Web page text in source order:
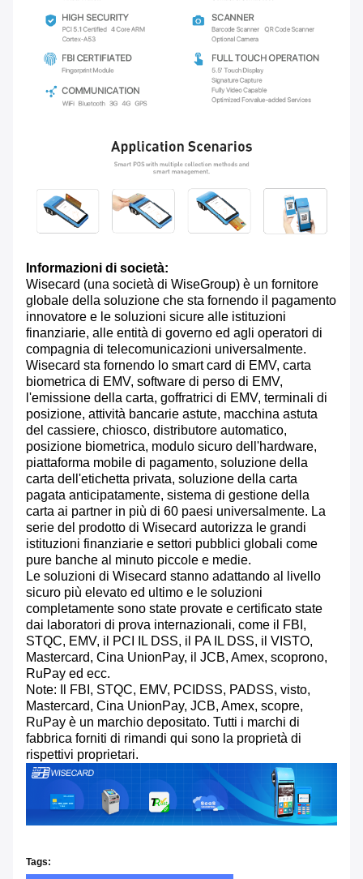
Informazioni di società:
Wisecard (una società di WiseGroup) è un fornitore
globale della soluzione che sta fornendo il pagamento
innovatore e le soluzioni sicure alle istituzioni
finanziarie, alle entità di governo ed agli operatori di
compagnia di telecomunicazioni universalmente.
Wisecard sta fornendo lo smart card di EMV, carta
biometrica di EMV, software di perso di EMV,
l'emissione della carta, goffratrici di EMV, terminali di
posizione, attività bancarie astute, macchina astuta
del cassiere, chiosco, distributore automatico,
posizione biometrica, modulo sicuro dell'hardware,
piattaforma mobile di pagamento, soluzione della
carta dell'etichetta privata, soluzione della carta
pagata anticipatamente, sistema di gestione della
carta ai partner in più di 60 paesi universalmente. La
serie del prodotto di Wisecard autorizza le grandi
istituzioni finanziarie e settori pubblici globali come
pure banche al minuto piccole e medie.
Le soluzioni di Wisecard stanno adattando al livello
sicuro più elevato ed ultimo e le soluzioni
completamente sono state provate e certificato state
dai laboratori di prova internazionali, come il FBI,
STQC, EMV, il PCI IL DSS, il PA IL DSS, il VISTO,
Mastercard, Cina UnionPay, il JCB, Amex, scoprono,
RuPay ed ecc.
Note: Il FBI, STQC, EMV, PCIDSS, PADSS, visto,
Mastercard, Cina UnionPay, JCB, Amex, scopre,
RuPay è un marchio depositato. Tutti i marchi di
fabbrica forniti di rimandi qui sono la proprietà di
rispettivi proprietari.
Tags: